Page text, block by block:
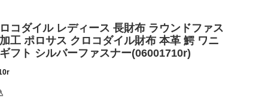
コダイル レディース 長財布 ラウンドファス
工 ポロサス クロコダイル財布 本革 鰐 ワニ
フト シルバーファスナー(06001710r)